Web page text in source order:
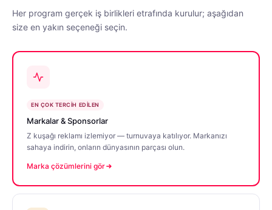
Her program gerçek iş birlikleri etrafında kurulur; aşağıdan
size en yakın seçeneği seçin.
EN ÇOK TERCIH EDILEN
Markalar & Sponsorlar
Z kuşağı reklamı izlemiyor — turnuvaya katılıyor. Markanızı
sahaya indirin, onların dünyasının parçası olun.
Marka çözümlerini gör